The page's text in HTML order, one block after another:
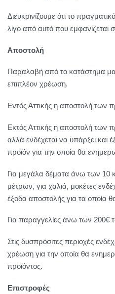
Διευκρινίζουμε ότι το
λίγο από αυτό που εμφανίζεται
Αποστολή
Παραλαβή από το κατάστημα
επιπλέον χρέωση.
Εντός Αττικής η αποστολή των
Εκτός Αττικής η αποστολή των
αλλά ενδέχεται να υπάρξει και
προϊόν για την οποία θα
Για μεγάλα δέματα άνω των 10
μέτρων, για χαλιά, μοκέτες
έξοδα αποστολής για τα οποία
Για παραγγελίες άνω των 200€
Στις δυσπρόσιτες περιοχές
χρέωση για την οποία θα
προϊόντος.
Επιστροφές